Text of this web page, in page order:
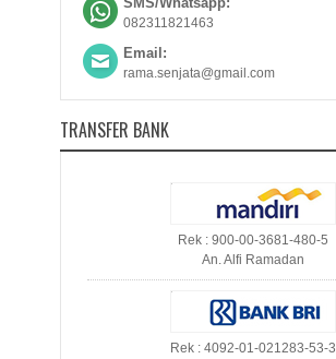
082311821463
Email:
rama.senjata@gmail.com
TRANSFER BANK
Rek : 900-00-3681-480-5
An. Alfi Ramadan
Rek : 4092-01-021283-53-3